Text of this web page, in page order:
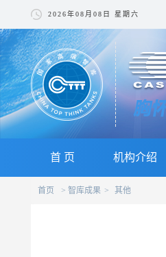
2026年08月08日 星期六
首 页 机构介绍
首页 智库成果 其他